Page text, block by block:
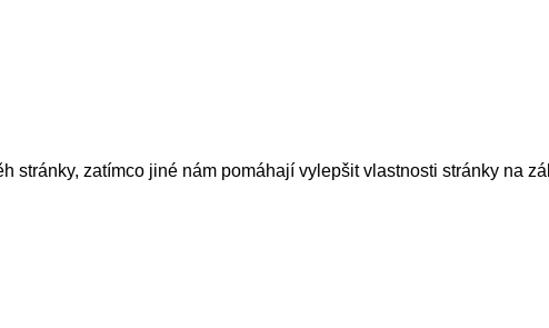
stránky, zatímco jiné nám pomáhají vylepšit vlastnosti stránky na